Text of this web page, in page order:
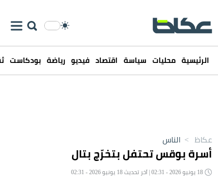
الرئيسية محليات سياسة اقتصاد فيديو رياضة بودكاست
عكاظ > الناس
أسرة بوقس تحتفل بتخرّج بتال